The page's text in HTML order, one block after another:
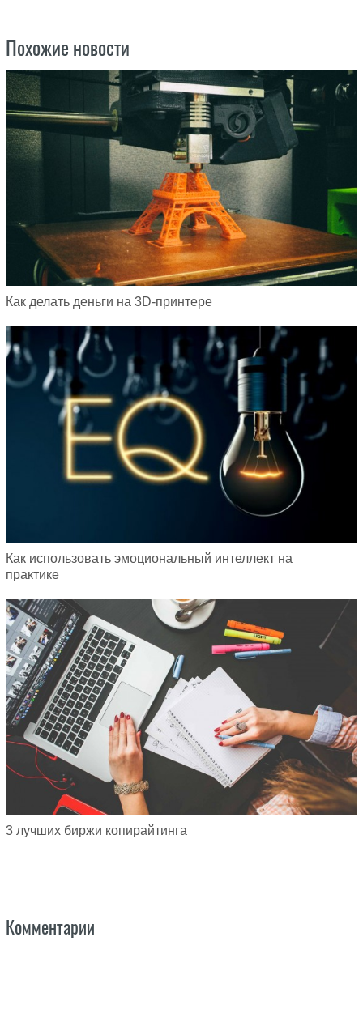
Похожие новости
Как делать деньги на 3D-принтере
Как использовать эмоциональный интеллект на
практике
3 лучших биржи копирайтинга
Комментарии